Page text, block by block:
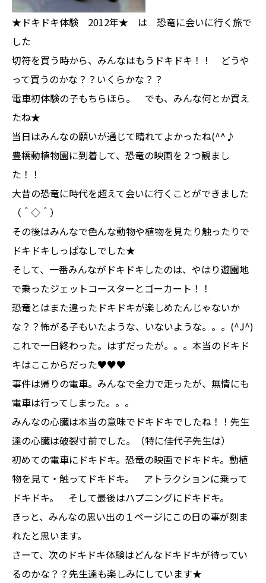
★ドキドキ体験 2012年★ は 恐竜に会いに行く旅で
した
切符を買う時から、みんなはもうドキドキ！！ どうや
って買うのかな？？いくらかな？？
電車初体験の子もちらほら。 でも、みんな何とか買え
たね★
当日はみんなの願いが通じて晴れてよかったね(^^♪
豊橋動植物園に到着して、恐竜の映画を２つ観まし
た！！
大昔の恐竜に時代を超えて会いに行くことができました
（＾◇＾）
その後はみんなで色んな動物や植物を見たり触ったりで
ドキドキしっぱなしでした★
そして、一番みんながドキドキしたのは、やはり遊園地
で乗ったジェットコースターとゴーカート！！
恐竜とはまた違ったドキドキが楽しめたんじゃないか
な？？怖がる子もいたような、いないような。。。(^J^)
これで一日終わった。はずだったが。。。本当のドキド
キはここからだった♥♥♥
事件は帰りの電車。みんなで全力で走ったが、無情にも
電車は行ってしまった。。。
みんなの心臓は本当の意味でドキドキでしたね！！先生
達の心臓は破裂寸前でした。（特に佳代子先生は）
初めての電車にドキドキ。恐竜の映画でドキドキ。動植
物を見て・触ってドキドキ。 アトラクションに乗って
ドキドキ。 そして最後はハプニングにドキドキ。
きっと、みんなの思い出の１ページにこの日の事が刻ま
れたと思います。
さーて、次のドキドキ体験はどんなドキドキが待ってい
るのかな？？先生達も楽しみにしています★